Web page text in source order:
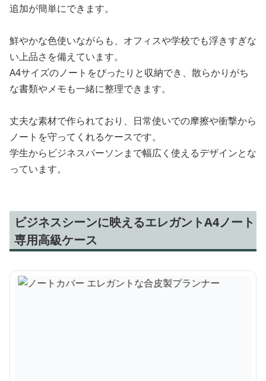
追加が簡単にできます。
鮮やかな色使いながらも、オフィスや学校でも浮きすぎな
い上品さを備えています。
A4サイズのノートをぴったりと収納でき、散らかりがち
な書類やメモも一緒に整理できます。
丈夫な素材で作られており、日常使いでの摩擦や衝撃から
ノートを守ってくれるケースです。
学生からビジネスパーソンまで幅広く使えるデザインとな
っています。
ビジネスシーンに映えるエレガントA4ノート
専用高級ケース